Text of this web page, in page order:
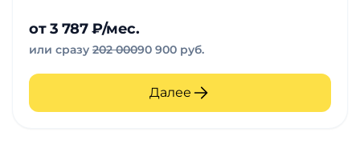
от 3 787 ₽/мес.
или сразу 202 00090 900 руб.
Далее